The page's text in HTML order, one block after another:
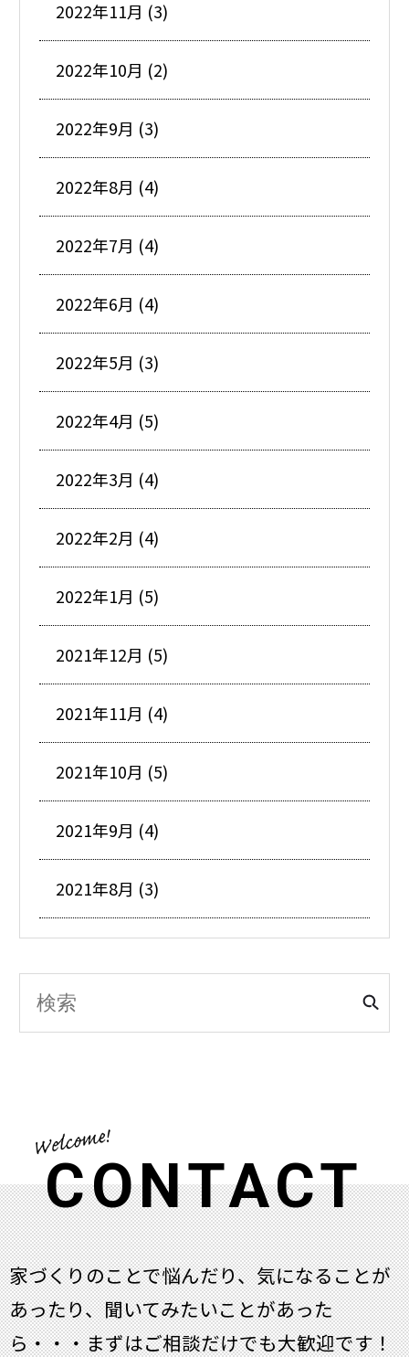
2022年11月 (3)
2022年10月 (2)
2022年9月 (3)
2022年8月 (4)
2022年7月 (4)
2022年6月 (4)
2022年5月 (3)
2022年4月 (5)
2022年3月 (4)
2022年2月 (4)
2022年1月 (5)
2021年12月 (5)
2021年11月 (4)
2021年10月 (5)
2021年9月 (4)
2021年8月 (3)
CONTACT
家づくりのことで悩んだり、気になることが
あったり、聞いてみたいことがあった
ら・・・まずはご相談だけでも大歓迎です！